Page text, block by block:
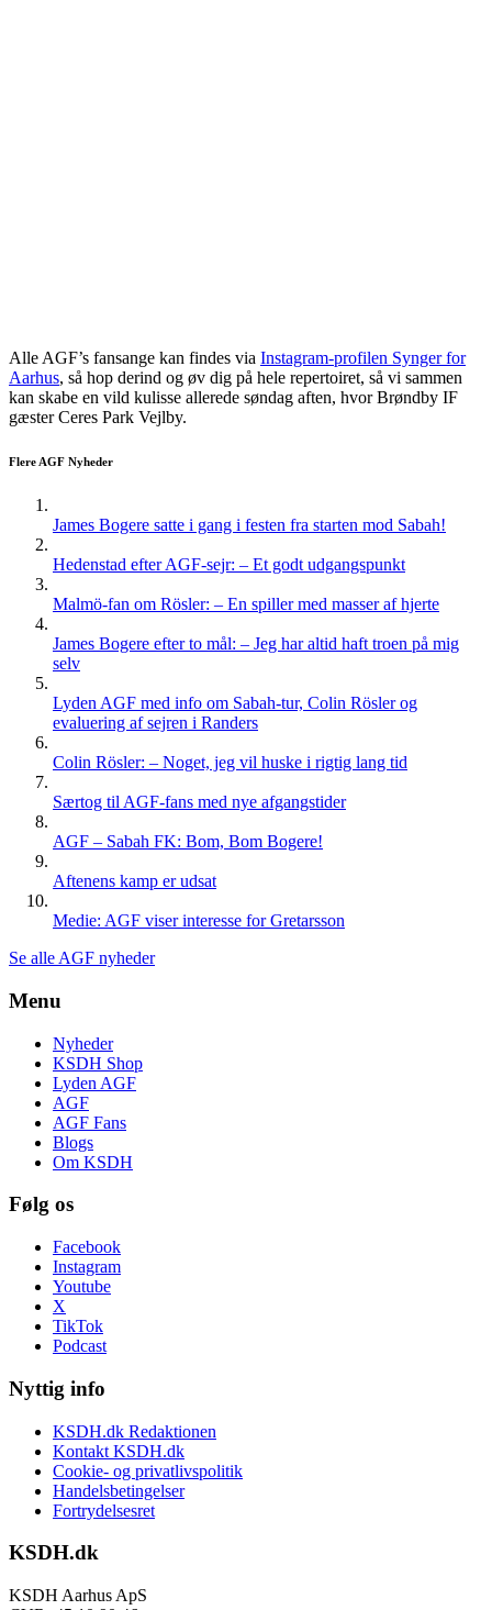
Alle AGF’s fansange kan findes via Instagram-profilen Synger for
Aarhus, så hop derind og øv dig på hele repertoiret, så vi sammen
kan skabe en vild kulisse allerede søndag aften, hvor Brøndby IF
gæster Ceres Park Vejlby.
Flere AGF Nyheder
James Bogere satte i gang i festen fra starten mod Sabah!
Hedenstad efter AGF-sejr: – Et godt udgangspunkt
Malmö-fan om Rösler: – En spiller med masser af hjerte
James Bogere efter to mål: – Jeg har altid haft troen på mig
selv
Lyden AGF med info om Sabah-tur, Colin Rösler og
evaluering af sejren i Randers
Colin Rösler: – Noget, jeg vil huske i rigtig lang tid
Særtog til AGF-fans med nye afgangstider
AGF – Sabah FK: Bom, Bom Bogere!
Aftenens kamp er udsat
Medie: AGF viser interesse for Gretarsson
Se alle AGF nyheder
Menu
Nyheder
KSDH Shop
Lyden AGF
AGF
AGF Fans
Blogs
Om KSDH
Følg os
Facebook
Instagram
Youtube
X
TikTok
Podcast
Nyttig info
KSDH.dk Redaktionen
Kontakt KSDH.dk
Cookie- og privatlivspolitik
Handelsbetingelser
Fortrydelsesret
KSDH.dk
KSDH Aarhus ApS